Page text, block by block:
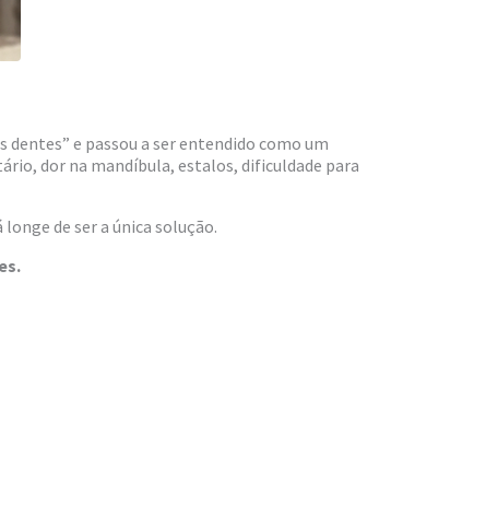
e passou a ser entendido como um
dor na mandíbula, estalos, dificuldade para
de ser a única solução.